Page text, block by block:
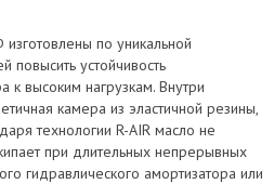
по уникальной
повысить устойчивость
к высоким нагрузкам. Внутри
камера из эластичной резины,
технологии R-AIR масло не
при длительных непрерывных
гидравлического амортизатора или